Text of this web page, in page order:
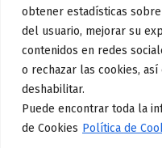
obtener estadísticas
del usuario, mejorar su
contenidos en redes
o rechazar las cookies,
deshabilitar.
Puede encontrar toda la
de Cookies Política de
Email:info@ghmconsultores.es
Copyright GHM Consultores ©
de privacidad Politica de